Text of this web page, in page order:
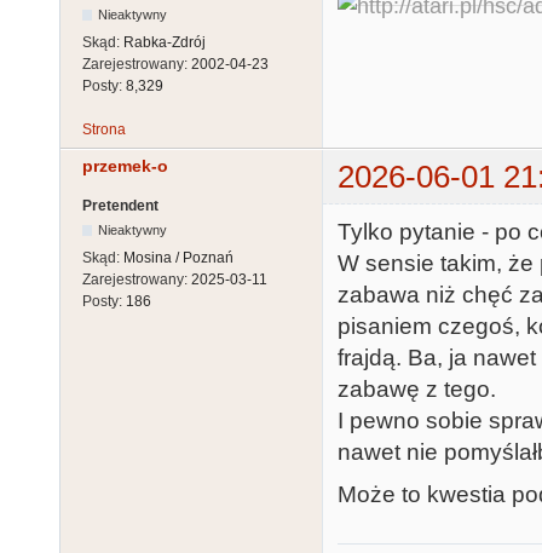
Nieaktywny
Skąd: Rabka-Zdrój
Zarejestrowany: 2002-04-23
Posty: 8,329
Strona
przemek-o 2026-06-01
Pretendent
Nieaktywny
Skąd: Mosina / Poznań
Zarejestrowany: 2025-03-11
Posty: 186
Tylko pytanie - po
W sensie takim,
zabawa niż chęć
pisaniem czegoś,
frajdą. Ba, ja
zabawę z tego.
I pewno sobie
nawet nie
Może to kwestia